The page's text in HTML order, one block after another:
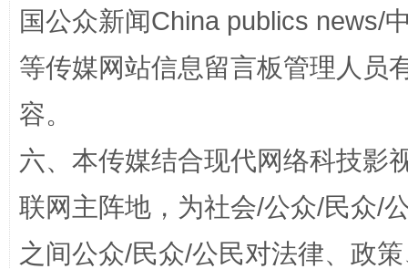
招工难、用工荒背后
网上购药对药下症？
国公众新闻China publics news/
等传媒网站信息留言板管理人员
容。
六、本传媒结合现代网络科技影
联网主阵地，为社会/公众/民众/
之间公众/民众/公民对法律、政